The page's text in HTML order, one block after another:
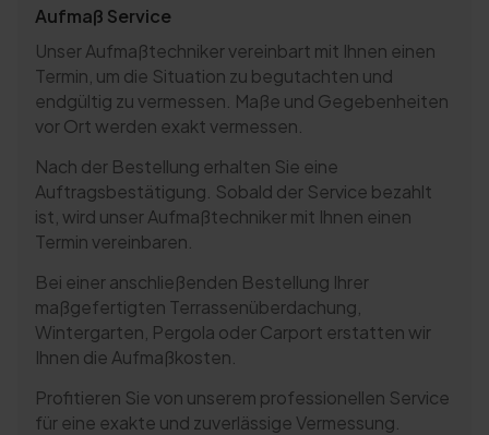
Aufmaß Service
Unser Aufmaßtechniker vereinbart mit Ihnen einen
Termin, um die Situation zu begutachten und
endgültig zu vermessen. Maße und Gegebenheiten
vor Ort werden exakt vermessen.
Nach der Bestellung erhalten Sie eine
Auftragsbestätigung. Sobald der Service bezahlt
ist, wird unser Aufmaßtechniker mit Ihnen einen
Termin vereinbaren.
Bei einer anschließenden Bestellung Ihrer
maßgefertigten Terrassenüberdachung,
Wintergarten, Pergola oder Carport erstatten wir
Ihnen die Aufmaßkosten.
Profitieren Sie von unserem professionellen Service
für eine exakte und zuverlässige Vermessung.